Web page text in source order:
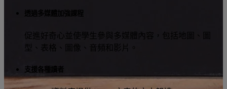
透過多媒體加強課程
促進好奇心並使學生參與多媒體內容，包括地圖、圖
型、表格、圖像、音頻和影片。
支援各種讀者